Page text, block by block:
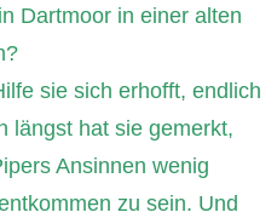
Dartmoor in einer alten
sie sich erhofft, endlich
längst hat sie gemerkt,
Ansinnen wenig
zu sein. Und